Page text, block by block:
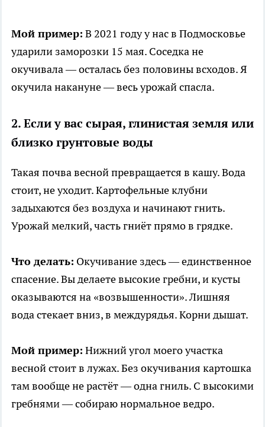
Мой пример: В 2021 году у нас в Подмосковье
ударили заморозки 15 мая. Соседка не
окучивала — осталась без половины всходов. Я
окучила накануне — весь урожай спасла.
2. Если у вас сырая, глинистая земля или
близко грунтовые воды
Такая почва весной превращается в кашу. Вода
стоит, не уходит. Картофельные клубни
задыхаются без воздуха и начинают гнить.
Урожай мелкий, часть гниёт прямо в грядке.
Что делать: Окучивание здесь — единственное
спасение. Вы делаете высокие гребни, и кусты
оказываются на «возвышенности». Лишняя
вода стекает вниз, в междурядья. Корни дышат.
Мой пример: Нижний угол моего участка
весной стоит в лужах. Без окучивания картошка
там вообще не растёт — одна гниль. С высокими
гребнями — собираю нормальное ведро.